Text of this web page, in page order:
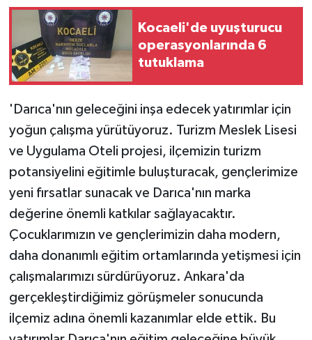
Kocaeli'de uyuşturucu
operasyonlarında 6
tutuklama
'Darıca'nın geleceğini inşa edecek yatırımlar için
yoğun çalışma yürütüyoruz. Turizm Meslek Lisesi
ve Uygulama Oteli projesi, ilçemizin turizm
potansiyelini eğitimle buluşturacak, gençlerimize
yeni fırsatlar sunacak ve Darıca'nın marka
değerine önemli katkılar sağlayacaktır.
Çocuklarımızın ve gençlerimizin daha modern,
daha donanımlı eğitim ortamlarında yetişmesi için
çalışmalarımızı sürdürüyoruz. Ankara'da
gerçekleştirdiğimiz görüşmeler sonucunda
ilçemiz adına önemli kazanımlar elde ettik. Bu